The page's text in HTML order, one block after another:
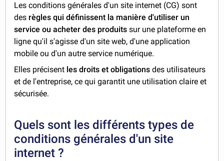
Les conditions générales d'un site internet (CG) sont
des règles qui définissent la manière d'utiliser un
service ou acheter des produits sur une plateforme en
ligne qu'il s'agisse d'un site web, d'une application
mobile ou d'un autre service numérique.
Elles précisent les droits et obligations des utilisateurs
et de l'entreprise, ce qui garantit une utilisation claire et
sécurisée.
Quels sont les différents types de
conditions générales d'un site
internet ?